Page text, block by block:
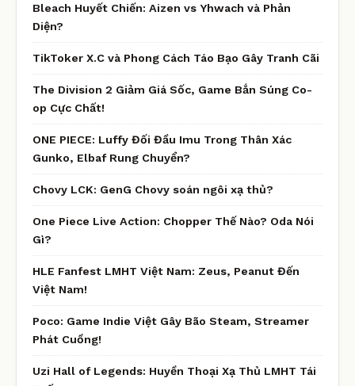
Bleach Huyết Chiến: Aizen vs Yhwach và Phản
Diện?
TikToker X.C và Phong Cách Táo Bạo Gây Tranh Cãi
The Division 2 Giảm Giá Sốc, Game Bắn Súng Co-
op Cực Chất!
ONE PIECE: Luffy Đối Đầu Imu Trong Thân Xác
Gunko, Elbaf Rung Chuyển?
Chovy LCK: GenG Chovy soán ngôi xạ thủ?
One Piece Live Action: Chopper Thế Nào? Oda Nói
Gì?
HLE Fanfest LMHT Việt Nam: Zeus, Peanut Đến
Việt Nam!
Poco: Game Indie Việt Gây Bão Steam, Streamer
Phát Cuồng!
Uzi Hall of Legends: Huyền Thoại Xạ Thủ LMHT Tái